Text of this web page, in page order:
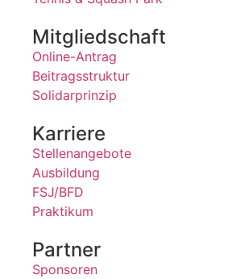
Mitgliedschaft
Online-Antrag
Beitragsstruktur
Solidarprinzip
Karriere
Stellenangebote
Ausbildung
FSJ/BFD
Praktikum
Partner
Sponsoren